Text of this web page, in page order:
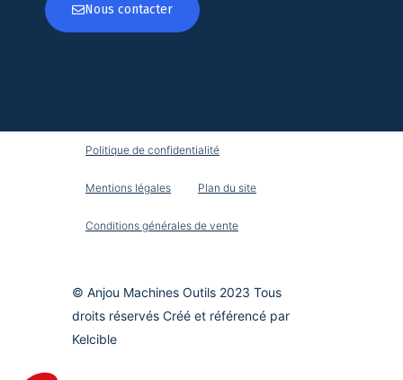
Nous contacter
Politique de confidentialité
Mentions légales Plan du site
Conditions générales de vente
© Anjou Machines Outils 2023 Tous
droits réservés Créé et référencé par
Kelcible